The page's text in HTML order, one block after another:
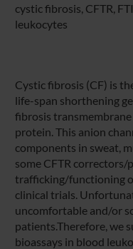
cystic fibrosis, CFTR,
leukocytes
Cystic fibrosis (CF) is
life-span shorthening
fibrosis
protein. This anion
components in sweat,
some CFTR
trafficking/functioning
clinical trials.
uncomfortable and/or
patients.Therefore, we
bioassays in blood